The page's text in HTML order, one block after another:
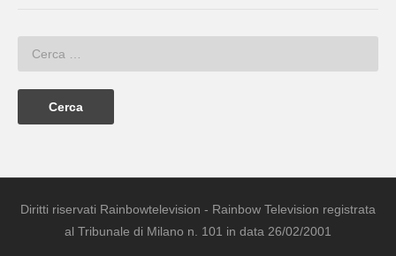
Diritti riservati Rainbowtelevision - Rainbow Television registrata
al Tribunale di Milano n. 101 in data 26/02/2001